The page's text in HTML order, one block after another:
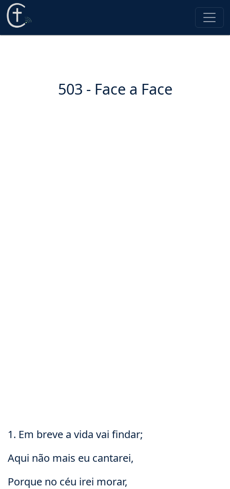
503 - Face a Face
1. Em breve a vida vai findar;
Aqui não mais eu cantarei,
Porque no céu irei morar,